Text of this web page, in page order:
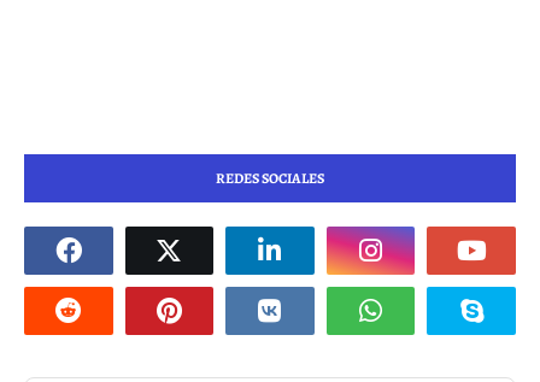
REDES SOCIALES